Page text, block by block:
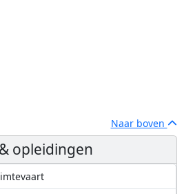
Naar boven
opleidingen